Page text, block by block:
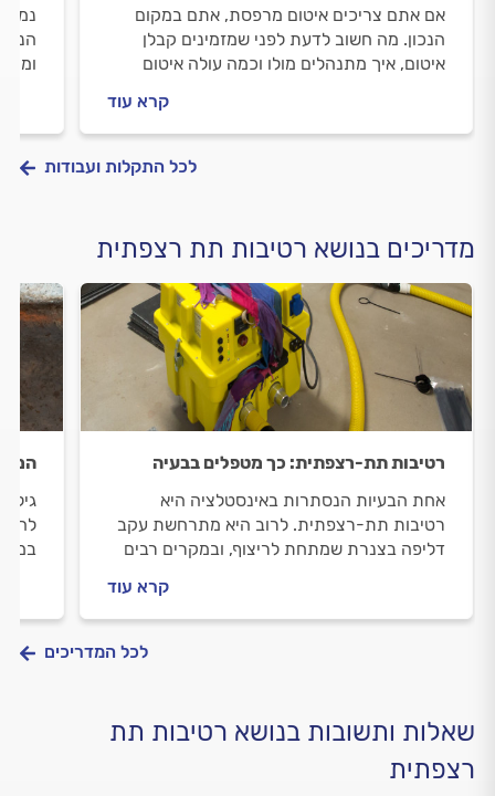
אם אתם צריכים איטום מרפסת, אתם במקום
הנכון. מה חשוב לדעת לפני שמזמינים קבלן
איטום, איך מתנהלים מולו וכמה עולה איטום
קרא עוד
ומה
לכל התקלות ועבודות
מדריכים בנושא רטיבות תת רצפתית
רטיבות תת-רצפתית: כך מטפלים בבעיה
אחת הבעיות הנסתרות באינסטלציה היא
רטיבות תת-רצפתית. לרוב היא מתרחשת עקב
דליפה בצנרת שמתחת לריצוף, ובמקרים רבים
תת-רצפתית
קרא עוד
לכל המדריכים
שאלות ותשובות בנושא רטיבות תת
רצפתית